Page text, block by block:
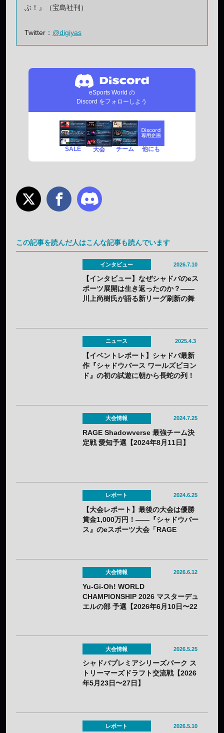
ぶ！』（宝島社刊）
Twitter： @digiyas
eSports World の
Discord をフォローしよう
SALE 大会 チーム 他にも
この記事を読んだ人はこんな記事も読んでいます
インタビュー 2026.7.10
【インタビュー】なぜシャドバのeス
ポーツ展開は生き返ったのか？——
川上尚樹氏が語る新リーグ刷新の舞
ニュース 2025.4.3
【イベントレポート】シャドバ最新
作『シャドウバース ワールズビヨン
ド』の初の試遊に朝から長蛇の列！
大会情報 2024.7.25
RAGE Shadowverse 最強チーム決
定戦 愛知予選【2024年8月11日】
レポート 2024.6.25
【大会レポート】最後の大会は優勝
賞金1,000万円！——『シャドウバー
ス』のeスポーツ大会「RAGE
選手が優勝し30回目の節目の大会で
有終の美を飾る！
大会情報 2026.6.12
Yu-Gi-Oh! WORLD
CHAMPIONSHIP 2026 マスターデュ
エルの部 予選【2026年6月10日〜22
大会情報 2026.5.25
シャドバプレミアシリーズパーク ス
トリーマーズドラフト交流戦【2026
年5月23日〜27日】
レポート 2026.5.10